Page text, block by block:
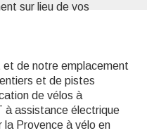
sur lieu de vos
de notre emplacement
et de pistes
de vélos à
à assistance électrique
la Provence à vélo en